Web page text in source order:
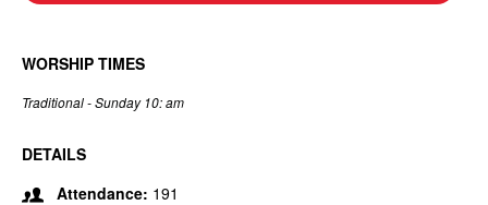
WORSHIP TIMES
Traditional - Sunday 10: am
DETAILS
Attendance: 191